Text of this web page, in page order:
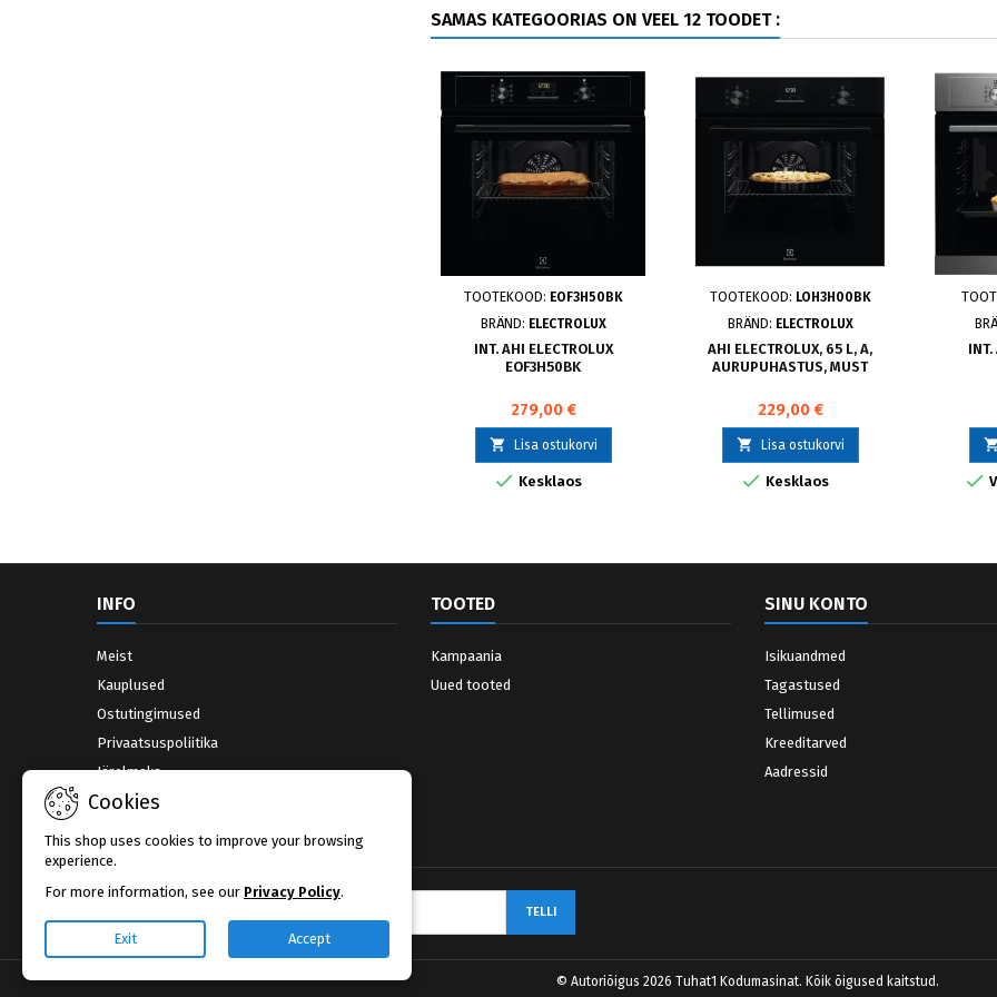
SAMAS KATEGOORIAS ON VEEL 12 TOODET :
TOOTEKOOD: EOF3H50BK
BRÄND: ELECTROLUX
INT. AHI ELECTROLUX
EOF3H50BK
279,00 €
 Lisa ostukorvi
 Kesklaos
TOOTEKOOD: LOH3H00BK
BRÄND: ELECTROLUX
AHI ELECTROLUX, 65 L, A,
AURUPUHASTUS, MUST
229,00 €
 Lisa ostukorvi
 Kesklaos
INT.

INFO
Meist
Kauplused
Ostutingimused
Privaatsuspoliitika
Järelmaks
Võta ühendust
TOOTED
Kampaania
Uued tooted
SINU KONTO
Isikuandmed
Tagastused
Tellimused
Kreeditarved
Aadressid
Cookies
This shop uses cookies to improve your browsing
experience.
For more information, see our Privacy Policy.
Exit Accept
© Autoriõigus 2026 Tuhat1 Kodumasinat. Kõik õigused kaitstud.